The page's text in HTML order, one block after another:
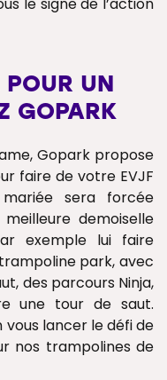
POUR UN
GOPARK
Gopark propose
faire de votre EVJF
sera forcée
demoiselle
exemple lui faire
park, avec
des parcours Ninja,
une tour de saut.
lancer le défi de
nos trampolines de